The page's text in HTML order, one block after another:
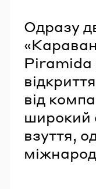
Одразу
Piramida
від
широкий
взуття,